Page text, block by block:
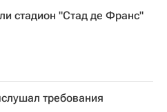
стадион "Стад де Франс"
требования